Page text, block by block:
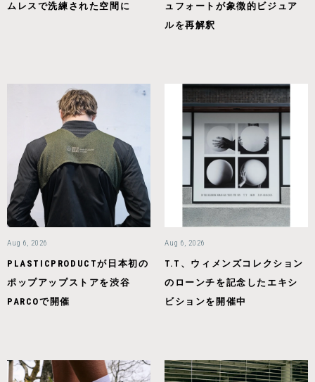
ムレスで洗練された空間に
ュフォートが象徴的ビジュア
ルを再解釈
Aug 6, 2026
PLASTICPRODUCTが日本初の
ポップアップストアを渋谷
PARCOで開催
Aug 6, 2026
T.T、ウィメンズコレクション
のローンチを記念したエキシ
ビションを開催中